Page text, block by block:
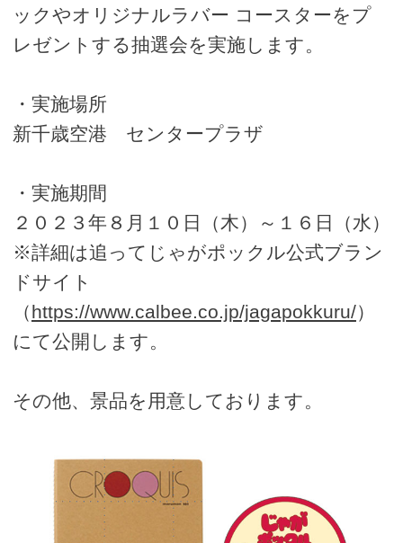
ックやオリジナルラバー コースターをプ
レゼントする抽選会を実施します。
・実施場所
新千歳空港 センタープラザ
・実施期間
２０２３年８月１０日（木）～１６日（水）
※詳細は追ってじゃがポックル公式ブラン
ドサイト
（https://www.calbee.co.jp/jagapokkuru/）
にて公開します。
その他、景品を用意しております。